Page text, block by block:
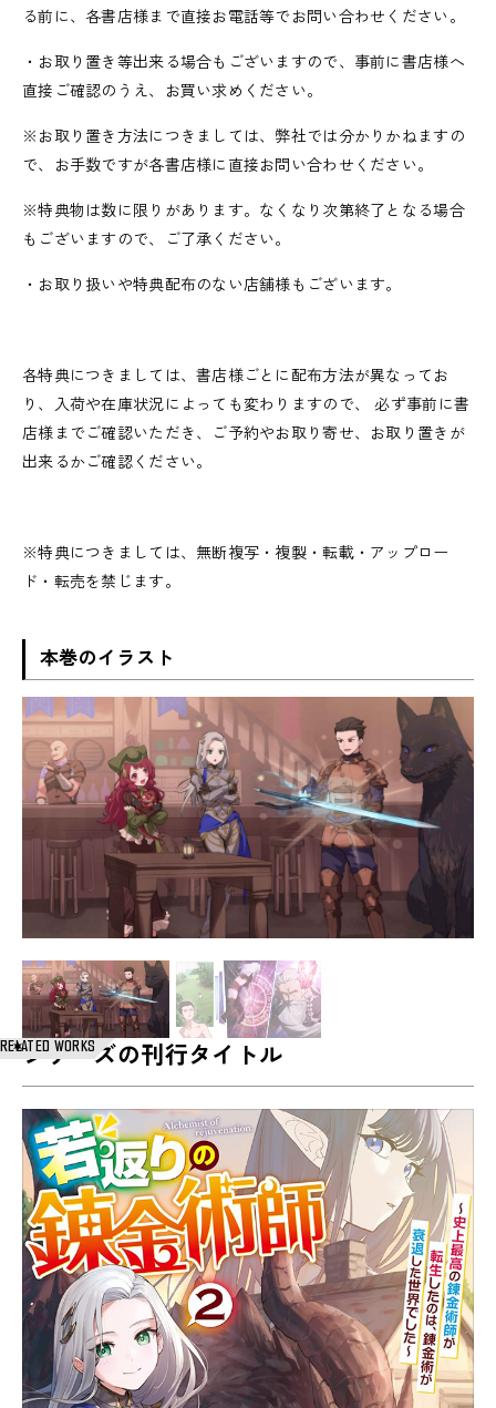
る前に、各書店様まで直接お電話等でお問い合わせください。
・お取り置き等出来る場合もございますので、事前に書店様へ
直接ご確認のうえ、お買い求めください。
※お取り置き方法につきましては、弊社では分かりかねますの
で、お手数ですが各書店様に直接お問い合わせください。
※特典物は数に限りがあります。なくなり次第終了となる場合
もございますので、ご了承ください。
・お取り扱いや特典配布のない店舗様もございます。
各特典につきましては、書店様ごとに配布方法が異なってお
り、入荷や在庫状況によっても変わりますので、 必ず事前に書
店様までご確認いただき、ご予約やお取り寄せ、お取り置きが
出来るかご確認ください。
※特典につきましては、無断複写・複製・転載・アップロー
ド・転売を禁じます。
本巻のイラスト
RELATED WORKS
シリーズの刊行タイトル